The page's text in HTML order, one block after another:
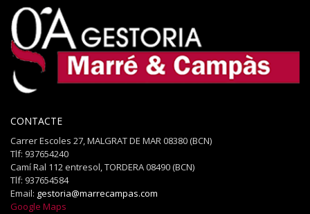
CONTACTE
Carrer Escoles 27, MALGRAT DE MAR 08380 (BCN)
Tlf: 937654240
Camí Ral 112 entresol, TORDERA 08490 (BCN)
Tlf: 937654584
Email: gestoria@marrecampas.com
Google Maps